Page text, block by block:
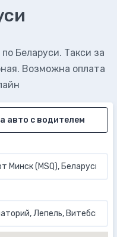
Беларуси. Такси за
Возможна оплата
авто с водителем